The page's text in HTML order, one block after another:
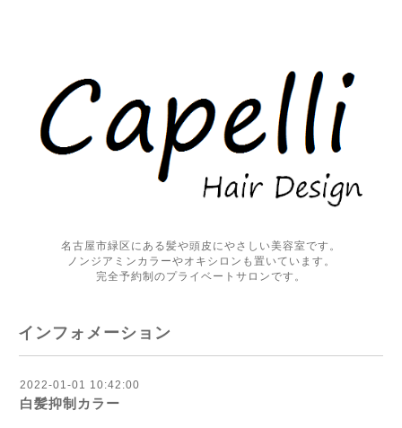
名古屋市緑区にある髪や頭皮にやさしい美容室です。
ノンジアミンカラーやオキシロンも置いています。
完全予約制のプライベートサロンです。
インフォメーション
2022-01-01 10:42:00
白髪抑制カラー